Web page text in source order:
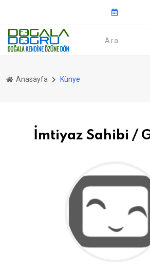
Anasayfa Künye
İmtiyaz Sahibi /